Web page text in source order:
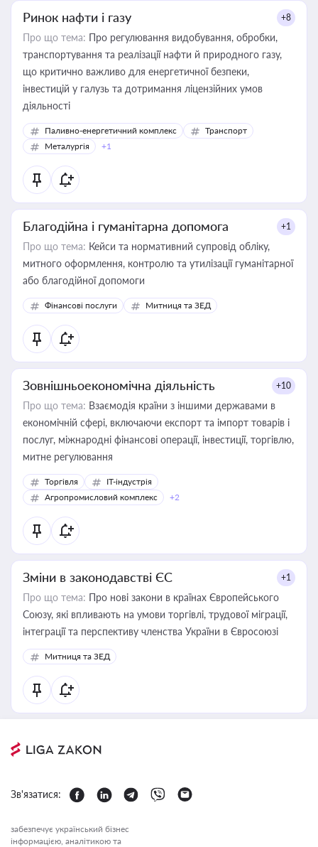
Ринок нафти і газу +8
Про що тема: Про регулювання видобування, обробки,
транспортування та реалізації нафти й природного газу,
що критично важливо для енергетичної безпеки,
інвестицій у галузь та дотримання ліцензійних умов
діяльності
Паливно-енергетичний комплекс
Транспорт
Металургія
+1
Благодійна і гуманітарна допомога +1
Про що тема: Кейси та нормативний супровід обліку,
митного оформлення, контролю та утилізації гуманітарної
або благодійної допомоги
Фінансові послуги Митниця та ЗЕД
Зовнішньоекономічна діяльність +10
Про що тема: Взаємодія країни з іншими державами в
економічній сфері, включаючи експорт та імпорт товарів і
послуг, міжнародні фінансові операції, інвестиції, торгівлю,
митне регулювання
Торгівля
IT-індустрія
Агропромисловий комплекс
+2
Зміни в законодавстві ЄС +1
Про що тема: Про нові закони в країнах Європейського
Союзу, які впливають на умови торгівлі, трудової міграції,
інтеграції та перспективу членства України в Євросоюзі
Митниця та ЗЕД
Зв'язатися:
забезпечує український бізнес
інформацією, аналітикою та